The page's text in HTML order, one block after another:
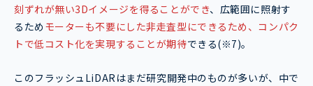
刻ずれが無い3Dイメージを得ることができ、広範囲に照射す
るため モーターも不要にした非走査型にできるため、コンパク
トで低コスト化を実現することが期待できる(※7)。
このフラッシュLiDARはまだ研究開発中のものが多いが、中で